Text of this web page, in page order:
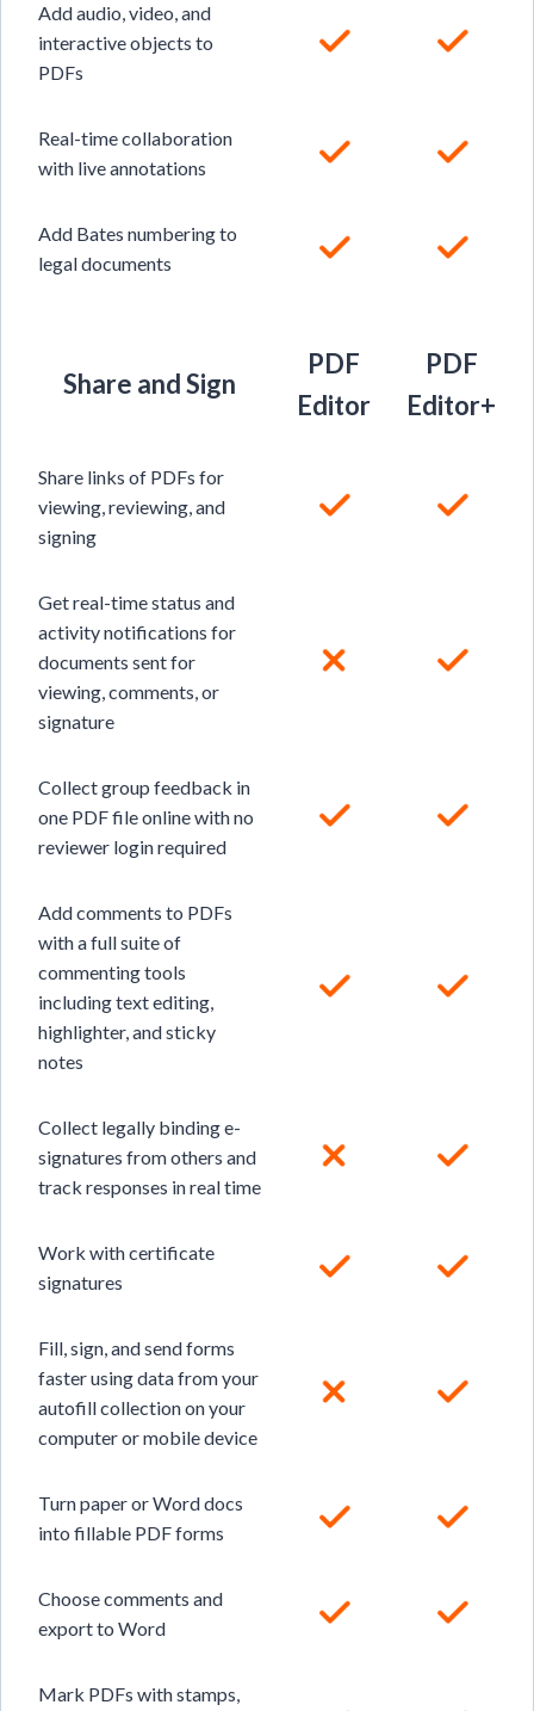
Add audio, video, and
interactive objects to
PDFs
Real-time collaboration
with live annotations
Add Bates numbering to
legal documents
Share and Sign
PDF
Editor
PDF
Editor+
Share links of PDFs for
viewing, reviewing, and
signing
Get real-time status and
activity notifications for
documents sent for
viewing, comments, or
signature
Collect group feedback in
one PDF file online with no
reviewer login required
Add comments to PDFs
with a full suite of
commenting tools
including text editing,
highlighter, and sticky
notes
Collect legally binding e-
signatures from others and
track responses in real time
Work with certificate
signatures
Fill, sign, and send forms
faster using data from your
autofill collection on your
computer or mobile device
Turn paper or Word docs
into fillable PDF forms
Choose comments and
export to Word
Mark PDFs with stamps,